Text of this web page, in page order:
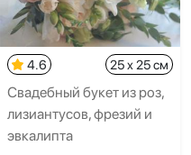
4.6 25 x 25 см
Свадебный букет из роз,
лизиантусов, фрезий и
эвкалипта